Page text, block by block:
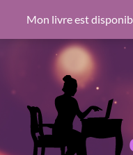
Mon livre est